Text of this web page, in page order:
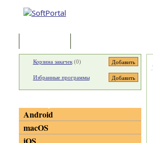
Корзина закачек(0)
Избранные программы
Android
macOS